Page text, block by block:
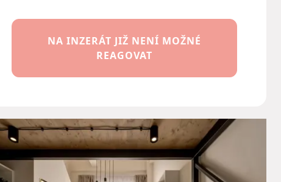
NA INZERÁT JIŽ NENÍ MOŽNÉ
REAGOVAT